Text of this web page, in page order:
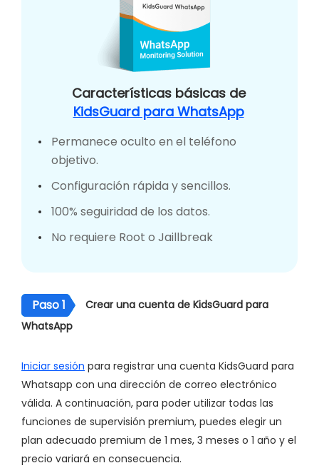
Características básicas de
KidsGuard para WhatsApp
Permanece oculto en el teléfono
objetivo.
Configuración rápida y sencillos.
100% seguiridad de los datos.
No requiere Root o Jaillbreak
Paso 1
Crear una cuenta de KidsGuard para
WhatsApp
Iniciar sesión para registrar una cuenta KidsGuard para
Whatsapp con una dirección de correo electrónico
válida. A continuación, para poder utilizar todas las
funciones de supervisión premium, puedes elegir un
plan adecuado premium de 1 mes, 3 meses o 1 año y el
precio variará en consecuencia.